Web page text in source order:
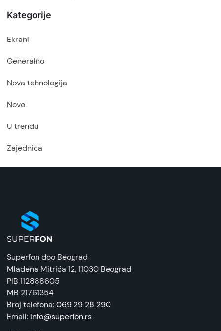
Kategorije
Ekrani
Generalno
Nova tehnologija
Novo
U trendu
Zajednica
Superfon doo Beograd
Mladena Mitrića 12, 11030 Beograd
PIB 112888605
MB 21761354
Broj telefona:069 29 28 290
Email: info@superfon.rs